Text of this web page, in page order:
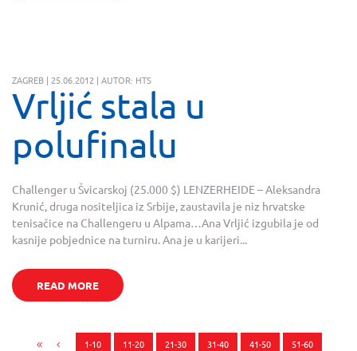
ZAGREB | 25.06.2012 | AUTOR: HTS
Vrljić stala u
polufinalu
Challenger u Švicarskoj (25.000 $) LENZERHEIDE – Aleksandra
Krunić, druga nositeljica iz Srbije, zaustavila je niz hrvatske
tenisačice na Challengeru u Alpama…Ana Vrljić izgubila je od
kasnije pobjednice na turniru. Ana je u karijeri...
READ MORE
1-10 11-20 21-30 31-40 41-50 51-60